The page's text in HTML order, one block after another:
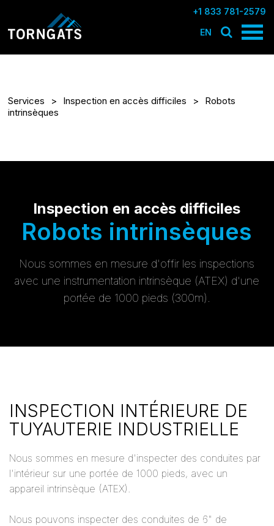
+1 833 781-2579
EN
Services Inspection en accès difficiles
Robots
intrinsèques
Inspection en accès difficiles
Robots intrinsèques
Nous sommes en mesure d'offir les inspections
avec une instrumentation intrinsèque (ATEX) d'une
portée de 1000 pieds (300m).
INSPECTION INTÉRIEURE DE
TUYAUTERIE INDUSTRIELLE
Nous sommes en mesure d'inspecter des conduites par
l'intérieur sur une portée de 1000 pieds, avec un
appareil intrinsèque (ATEX).
Nous pouvons inspecter des conduites de 6" de